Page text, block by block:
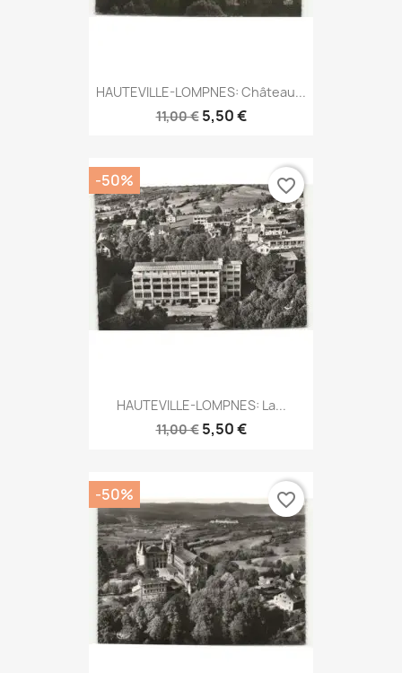
HAUTEVILLE-LOMPNES: Château...
11,00 € 5,50 €
HAUTEVILLE-LOMPNES: La...
11,00 € 5,50 €
-50% favorite_border
-50% favorite_border